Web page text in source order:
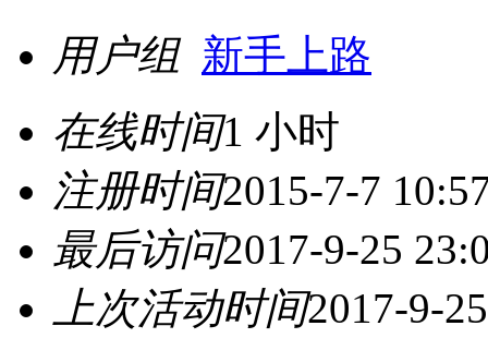
用户组 新手上路
在线时间1 小时
注册时间2015-7-7
最后访问2017-9-25
上次活动时间2017-9-